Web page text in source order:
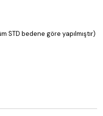
STD bedene göre yapılmıştır)